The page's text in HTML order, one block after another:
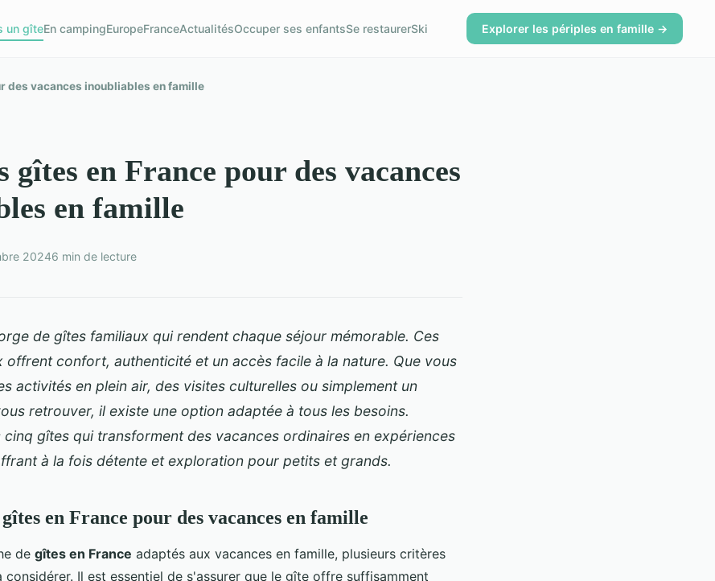
un gîteEn campingEuropeFranceActualitésOccuper ses enfantsSe restaurerSki Explorer les périples en famille →
des vacances inoubliables en famille
gîtes en France pour des vacances
en famille
20246 min de lecture
de gîtes familiaux qui rendent chaque séjour mémorable. Ces
offrent confort, authenticité et un accès facile à la nature. Que vous
activités en plein air, des visites culturelles ou simplement un
retrouver, il existe une option adaptée à tous les besoins.
cinq gîtes qui transforment des vacances ordinaires en expériences
à la fois détente et exploration pour petits et grands.
en France pour des vacances en famille
de gîtes en France adaptés aux vacances en famille, plusieurs critères
Il est essentiel de s'assurer que le gîte offre suffisamment